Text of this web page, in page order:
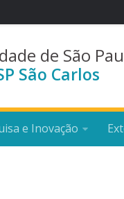
de São
São Carlos
e Inovação